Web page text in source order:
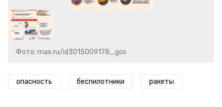
Фото: max.ru/id3015009178_gos
опасность беспилотники ракеты